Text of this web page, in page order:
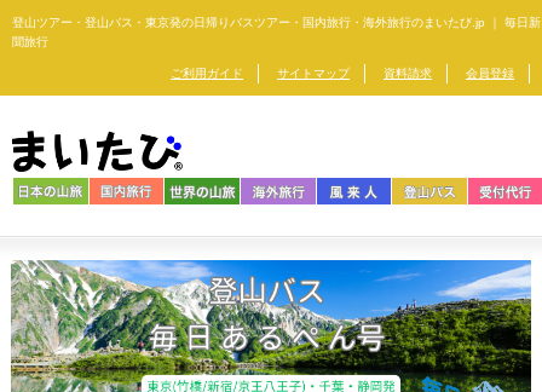
登山ツアー・登山バス・東京発の日帰りバスツアー・ 国内旅行・海外旅行のまいたび.jp ｜ 毎日新
聞旅行
ご利用ガイド サイトマップ 資料請求 会員登録